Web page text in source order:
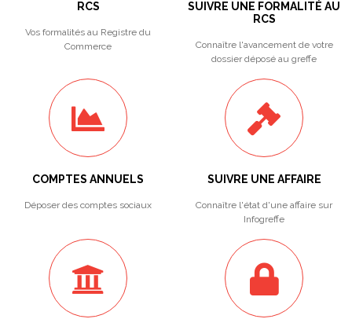
RCS
Vos formalités au Registre du
Commerce
SUIVRE UNE FORMALITÉ AU
RCS
Connaître l'avancement de votre
dossier déposé au greffe
COMPTES ANNUELS
Déposer des comptes sociaux
SUIVRE UNE AFFAIRE
Connaître l'état d'une affaire sur
Infogreffe